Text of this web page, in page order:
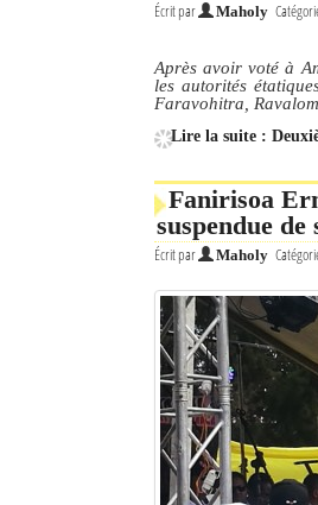
Écrit par Maholy
Après avoir voté à
les autorités
Faravohitra,
Lire la suite :
Fanirisoa
suspendue de
Écrit par Maholy